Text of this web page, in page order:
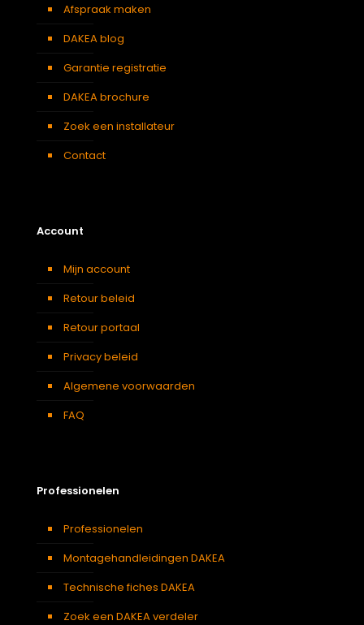
Afspraak maken
DAKEA blog
Garantie registratie
DAKEA brochure
Zoek een installateur
Contact
Account
Mijn account
Retour beleid
Retour portaal
Privacy beleid
Algemene voorwaarden
FAQ
Professionelen
Professionelen
Montagehandleidingen DAKEA
Technische fiches DAKEA
Zoek een DAKEA verdeler